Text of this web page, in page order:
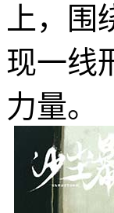
上，
现一线
力量。